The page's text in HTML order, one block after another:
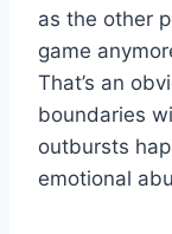
as the other
game
That’s an
boundaries
outbursts
emotional